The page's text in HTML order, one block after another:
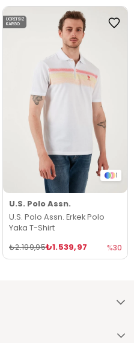
1
U.S. Polo Assn.
U.S. Polo Assn. Erkek Polo
Yaka T-Shirt
₺1.539,97
₺2.199,95 %30
ÜCRETSIZ
KARGO